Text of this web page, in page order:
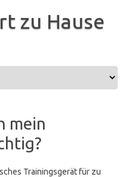
zu Hause
mein
Trainingsgerät für zu